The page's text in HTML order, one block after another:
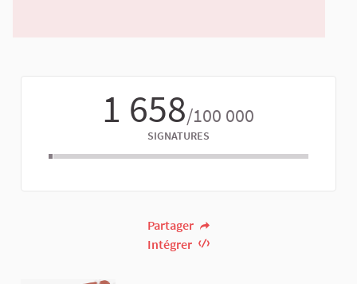
1 658/100 000
SIGNATURES
Partager
Intégrer